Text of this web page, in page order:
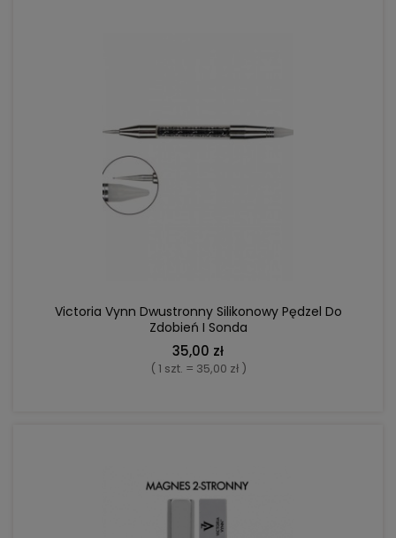
Victoria Vynn Dwustronny Silikonowy Pędzel Do
Zdobień I Sonda
35,00 zł
( 1 szt. = 35,00 zł )
POWIADOM O DOSTĘPNOŚCI